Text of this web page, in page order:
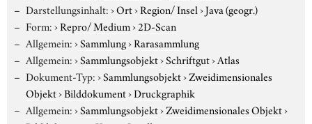
Darstellungsinhalt:›Ort›Region/ Insel›Java (geogr.)
Form:›Repro/ Medium›2D-Scan
Allgemein:›Sammlung›Rarasammlung
Allgemein:›Sammlungsobjekt›Schriftgut›Atlas
Dokument-Typ:›Sammlungsobjekt›Zweidimensionales
Objekt›Bilddokument›Druckgraphik
Allgemein:›Sammlungsobjekt›Zweidimensionales Objekt›